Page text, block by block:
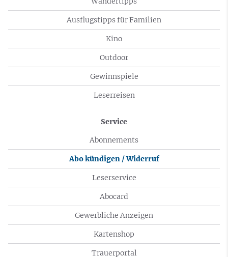
Ausflugstipps für Familien
Kino
Outdoor
Gewinnspiele
Leserreisen
Service
Abonnements
Abo kündigen / Widerruf
Leserservice
Abocard
Gewerbliche Anzeigen
Kartenshop
Trauerportal